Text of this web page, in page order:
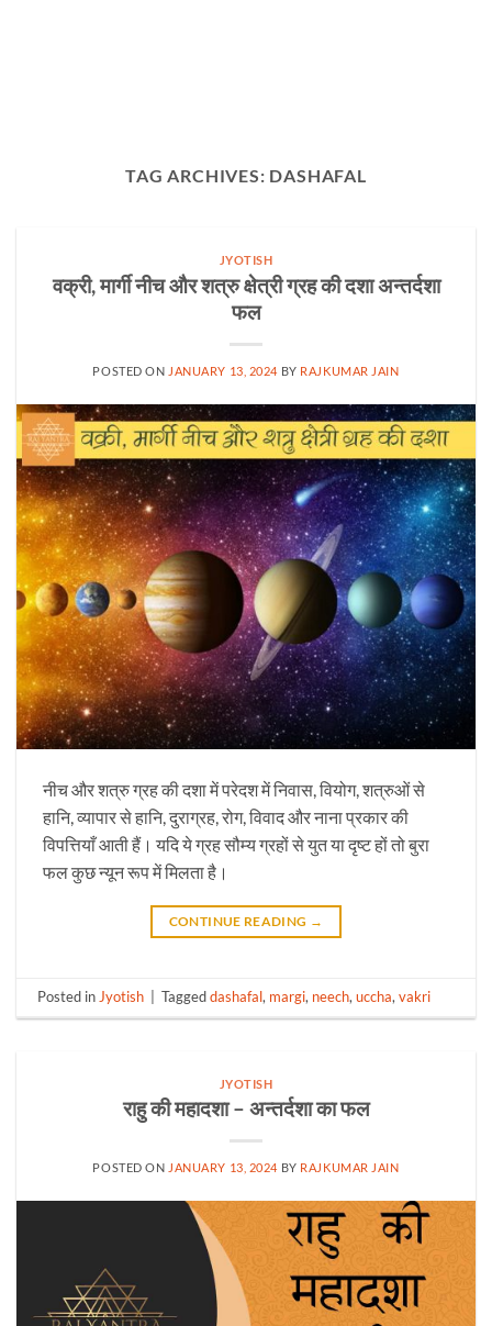
TAG ARCHIVES: DASHAFAL
JYOTISH
वक्री, मार्गी नीच और शत्रु क्षेत्री ग्रह की दशा अन्तर्दशा
फल
POSTED ON JANUARY 13, 2024 BY RAJKUMAR JAIN
नीच और शत्रु ग्रह की दशा में परेदश में निवास, वियोग, शत्रुओं से
हानि, व्यापार से हानि, दुराग्रह, रोग, विवाद और नाना प्रकार की
विपत्तियाँ आती हैं। यदि ये ग्रह सौम्य ग्रहों से युत या दृष्ट हों तो बुरा
फल कुछ न्यून रूप में मिलता है।
CONTINUE READING →
Posted in Jyotish Taggeddashafal, margi, neech,uccha,vakri
JYOTISH
राहु की महादशा – अन्तर्दशा का फल
POSTED ON JANUARY 13, 2024 BY RAJKUMAR JAIN